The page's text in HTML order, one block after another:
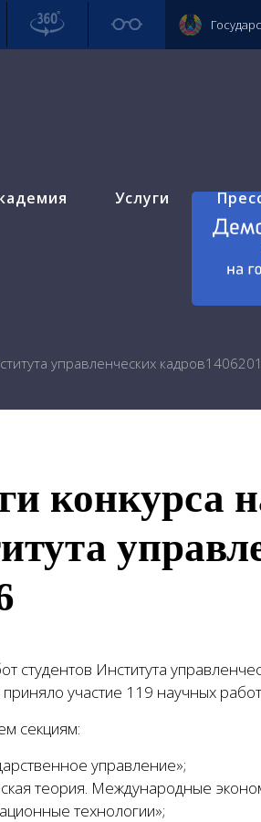
Услуги
управленческих
конкурса
студентов Института
участие 119 научных
секциям:
управление»;
теория. Международные
технологии»;